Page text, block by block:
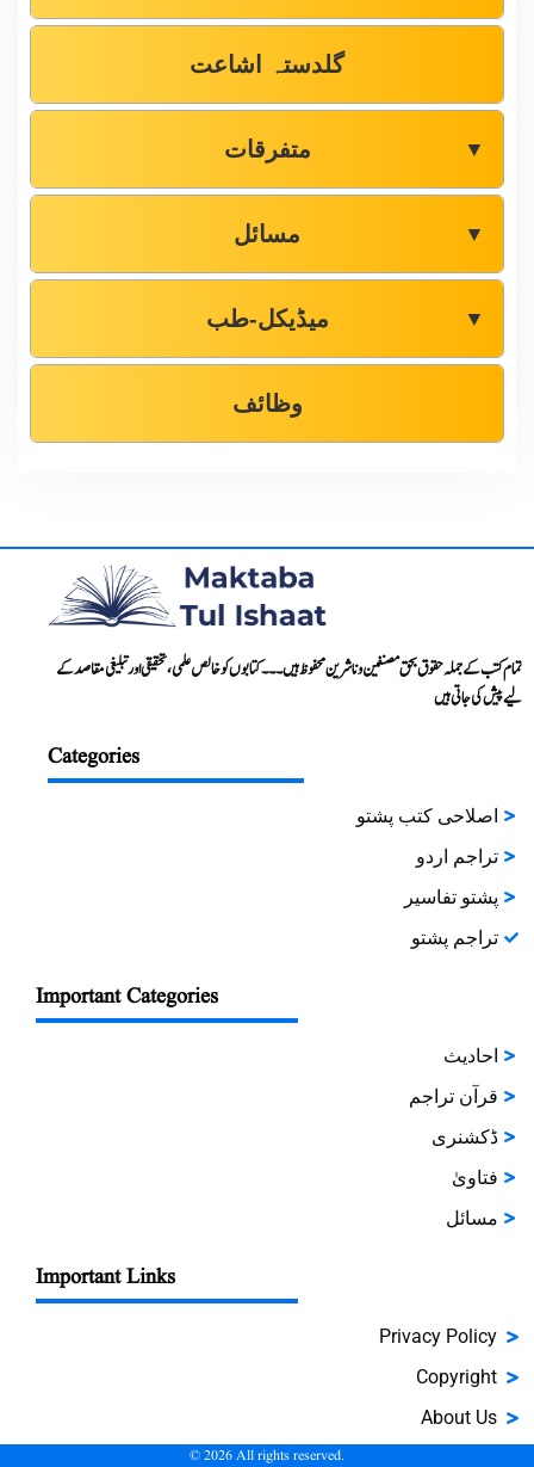
گلدستہ اشاعت
متفرقات ▼
مسائل ▼
میڈیکل-طب ▼
وظائف
تمام کتب کے جملہ حقوق بحق مصنفین و ناشرین محفوظ ہیں۔۔۔ کتابوں کو خالص علمی، تحقیقی اور تبلیغی مقاصد کے
لیے پیش کی جاتی ہیں
Categories
اصلاحی کتب پشتو
تراجم اردو
پشتو تفاسیر
تراجم پشتو
Important Categories
احادیث
قرآن تراجم
ڈکشنری
فتاویٰ
مسائل
Important Links
Privacy Policy
Copyright
About Us
©2026All rights reserved.